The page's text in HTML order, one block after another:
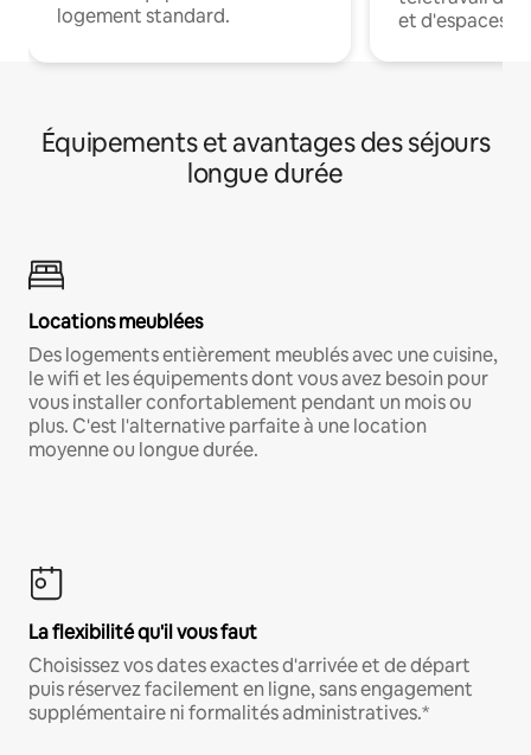
logement standard.
et d'espaces
Équipements et avantages des séjours
longue durée
Locations meublées
Des logements entièrement meublés avec une cuisine,
le wifi et les équipements dont vous avez besoin pour
vous installer confortablement pendant un mois ou
plus. C'est l'alternative parfaite à une location
moyenne ou longue durée.
La flexibilité qu'il vous faut
Choisissez vos dates exactes d'arrivée et de départ
puis réservez facilement en ligne, sans engagement
supplémentaire ni formalités administratives.*